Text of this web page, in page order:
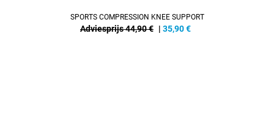
SPORTS COMPRESSION KNEE SUPPORT
Adviesprijs 44,90 € | 35,90€